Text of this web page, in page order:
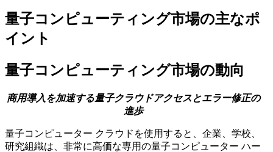
量子コンピューティング市場の主なポ
イント
量子コンピューティング市場の動向
商用導入を加速する量子クラウドアクセスとエラー修正の
進歩
量子コンピューター クラウドを使用すると、企業、学校、
研究組織は、非常に高価な専用の量子コンピューター ハー